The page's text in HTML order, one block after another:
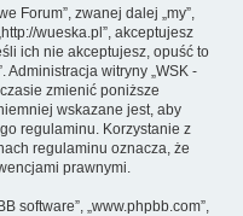
Forum”, zwanej dalej „my”,
wueska.pl”, akceptujesz
ich nie akceptujesz, opuść to
Administracja witryny „WSK -
zmienić poniższe
wskazane jest, aby
regulaminu. Korzystanie z
regulaminu oznacza, że
prawnymi.
software”, „www.phpbb.com”,